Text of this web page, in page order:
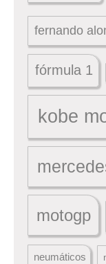
fernando
fórmula 1
kobe
motogp
neumáticos